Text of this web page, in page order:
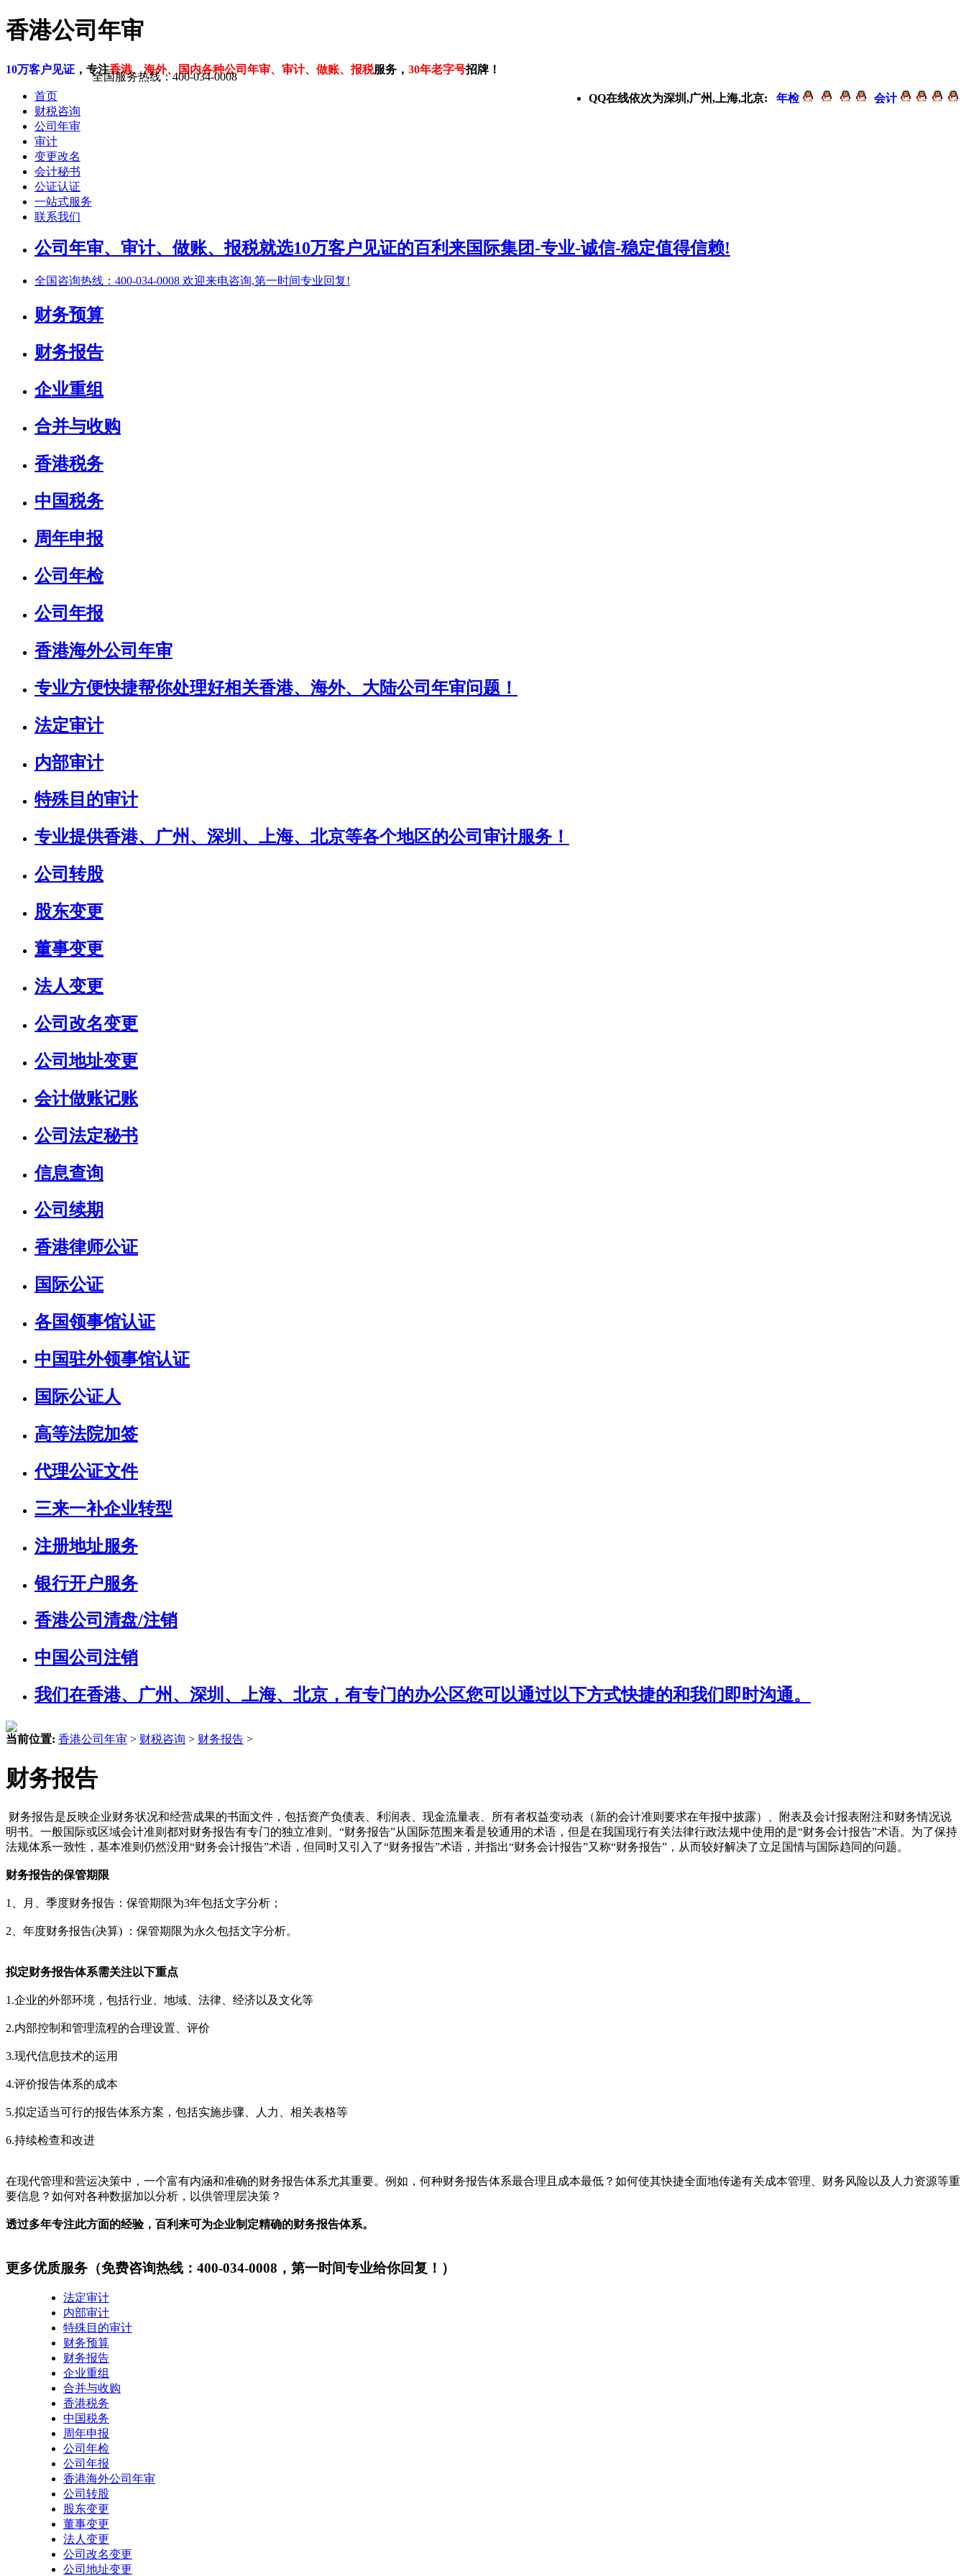
香港公司年审
10万客户见证 ，专注香港、海外、国内各种公司年审、审计、做账、报税服务， 30年老字号招牌！
QQ在线依次为深圳,广州,上海,北京: 年检 会计
首页
财税咨询
公司年审
审计
变更改名
会计秘书
公证认证
一站式服务
联系我们
全国服务热线：400-034-0008
公司年审、审计、做账、报税就选10万客户见证的百利来国际集团-专业-诚信-稳定值得信赖!
全国咨询热线：400-034-0008 欢迎来电咨询,第一时间专业回复!
财务预算
财务报告
企业重组
合并与收购
香港税务
中国税务
周年申报
公司年检
公司年报
香港海外公司年审
专业方便快捷帮你处理好相关香港、海外、大陆公司年审问题！
法定审计
内部审计
特殊目的审计
专业提供香港、广州、深圳、上海、北京等各个地区的公司审计服务！
公司转股
股东变更
董事变更
法人变更
公司改名变更
公司地址变更
会计做账记账
公司法定秘书
信息查询
公司续期
香港律师公证
国际公证
各国领事馆认证
中国驻外领事馆认证
国际公证人
高等法院加签
代理公证文件
三来一补企业转型
注册地址服务
银行开户服务
香港公司清盘/注销
中国公司注销
我们在香港、广州、深圳、上海、北京，有专门的办公区您可以通过以下方式快捷的和我们即时沟通。
当前位置: 香港公司年审 > 财税咨询 > 财务报告 >
财务报告
财务报告是反映企业财务状况和经营成果的书面文件，包括资产负债表、利润表、现金流量表、所有者权益变动表（新的会计准则要求在年报中披露）、附表及会计报表附注和财务情况说
明书。一般国际或区域会计准则都对财务报告有专门的独立准则。“财务报告”从国际范围来看是较通用的术语，但是在我国现行有关法律行政法规中使用的是“财务会计报告”术语。为了保持
法规体系一致性，基本准则仍然没用“财务会计报告”术语，但同时又引入了“财务报告”术语，并指出“财务会计报告”又称“财务报告”，从而较好解决了立足国情与国际趋同的问题。
财务报告的保管期限
1、月、季度财务报告：保管期限为3年包括文字分析；
2、年度财务报告(决算) ：保管期限为永久包括文字分析。
拟定财务报告体系需关注以下重点
1.企业的外部环境，包括行业、地域、法律、经济以及文化等
2.内部控制和管理流程的合理设置、评价
3.现代信息技术的运用
4.评价报告体系的成本
5.拟定适当可行的报告体系方案，包括实施步骤、人力、相关表格等
6.持续检查和改进
在现代管理和营运决策中，一个富有内涵和准确的财务报告体系尤其重要。例如，何种财务报告体系最合理且成本最低？如何使其快捷全面地传递有关成本管理、财务风险以及人力资源等重
要信息？如何对各种数据加以分析，以供管理层决策？
透过多年专注此方面的经验，百利来可为企业制定精确的财务报告体系。
更多优质服务 （免费咨询热线：400-034-0008，第一时间专业给你回复！）
法定审计
内部审计
特殊目的审计
财务预算
财务报告
企业重组
合并与收购
香港税务
中国税务
周年申报
公司年检
公司年报
香港海外公司年审
公司转股
股东变更
董事变更
法人变更
公司改名变更
公司地址变更